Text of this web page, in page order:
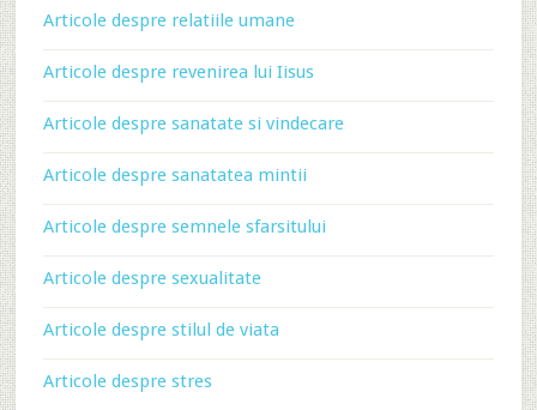
Articole despre relatiile umane
Articole despre revenirea lui Iisus
Articole despre sanatate si vindecare
Articole despre sanatatea mintii
Articole despre semnele sfarsitului
Articole despre sexualitate
Articole despre stilul de viata
Articole despre stres